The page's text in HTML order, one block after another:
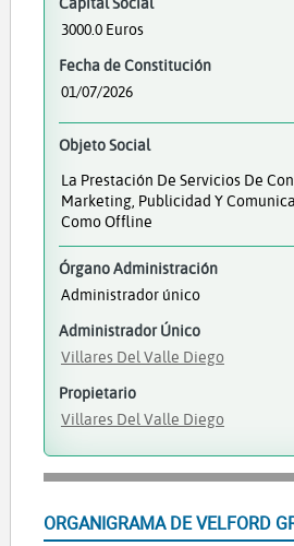
3000.0 Euros
Fecha de Constitución
01/07/2026
Objeto Social
La Prestación De Servicios De
Marketing, Publicidad Y
Como Offline
Órgano Administración
Administrador único
Administrador Único
Villares Del Valle Diego
Propietario
Villares Del Valle Diego
ORGANIGRAMA DE VELFORD